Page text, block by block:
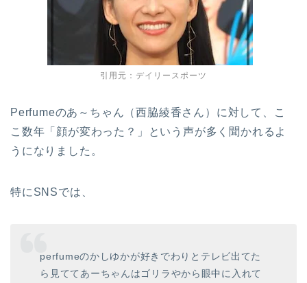
引用元：デイリースポーツ
Perfumeのあ～ちゃん（西脇綾香さん）に対して、こ
こ数年「顔が変わった？」という声が多く聞かれるよ
うになりました。
特にSNSでは、
perfumeのかしゆかが好きでわりとテレビ出てた
ら見ててあーちゃんはゴリラやから眼中に入れて